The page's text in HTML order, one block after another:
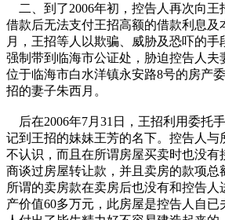
二、到了2006年初，控告人再次向王
借款后无法支付王招高额的借款利息及
月，王招等人以欺骗、威胁及恐吓的手
强制带到临海市公证处，胁迫控告人夫
位于临海市白水洋镇永安路8号的房产
招的妻子朱西月。
后在2006年7月31日，王招利用委托
记到王招的妹妹王芳的名下。控告人与
不认识，而且在所谓房屋买卖时也没有
商谈过房屋转让款，并且卖房的款项总
所谓的卖房款在卖房后也没有和控告
产价值60多万元，此房屋是控告人自